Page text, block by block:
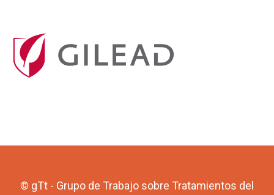
© gTt - Grupo de Trabajo sobre Tratamientos del